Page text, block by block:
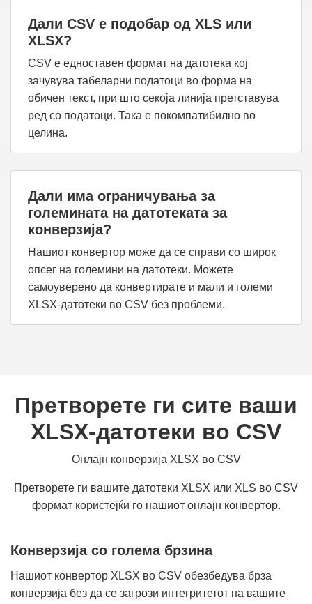
Дали CSV е подобар од XLS или
XLSX?
CSV е едноставен формат на датотека кој
зачувува табеларни податоци во форма на
обичен текст, при што секоја линија претставува
ред со податоци. Така е покомпатибилно во
целина.
Дали има ограничувања за
големината на датотеката за
конверзија?
Нашиот конвертор може да се справи со широк
опсег на големини на датотеки. Можете
самоуверено да конвертирате и мали и големи
XLSX-датотеки во CSV без проблеми.
Претворете ги сите ваши
XLSX-датотеки во CSV
Онлајн конверзија XLSX во CSV
Претворете ги вашите датотеки XLSX или XLS во CSV
формат користејќи го нашиот онлајн конвертор.
Конверзија со голема брзина
Нашиот конвертор XLSX во CSV обезбедува брза
конверзија без да се загрози интегритетот на вашите